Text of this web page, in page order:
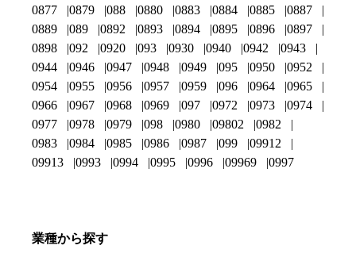
0877
0879 088 0880 0883 0884 0885
0887
0889
089 0892 0893 0894 0895 0896
0897
0898
092 0920 093 0930 0940 0942
0943
0944
0946 0947 0948 0949 095 0950
0952
0954
0955 0956 0957 0959 096 0964
0965
0966
0967 0968 0969 097 0972 0973
0974
0977
0978 0979 098 0980 09802
0982
0983
0984 0985 0986 0987 099
09912
09913
0993 0994 0995 0996 09969 0997
業種から探す